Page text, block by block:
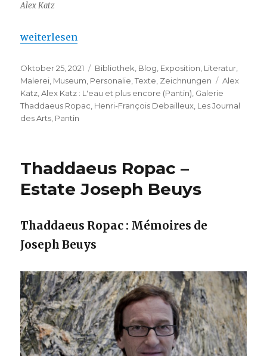
Alex Katz
„Alex Katz : L’eau et plus encore (Pantin)“
weiterlesen
Veröffentlicht
am
Oktober 25, 2021 Kategorien
Bibliothek, Blog, Exposition, Literatur,
Malerei, Museum, Personalie,Texte, Zeichnungen
Alex
Katz,Alex Katz : L'eau et plus encore (Pantin), Galerie
Thaddaeus Ropac, Henri-François Debailleux, Les Journal
des Arts, Pantin
Thaddaeus Ropac –
Estate Joseph Beuys
Thaddaeus Ropac : Mémoires de
Joseph Beuys